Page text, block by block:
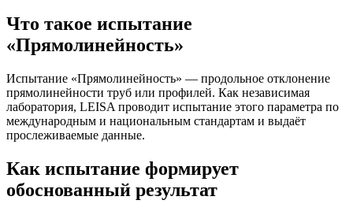
Что такое испытание
«Прямолинейность»
Испытание «Прямолинейность» — продольное отклонение
прямолинейности труб или профилей. Как независимая
лаборатория, LEISA проводит испытание этого параметра по
международным и национальным стандартам и выдаёт
прослеживаемые данные.
Как испытание формирует
обоснованный результат